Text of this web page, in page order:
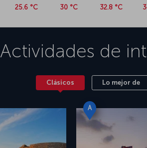
25.6 °C 30 °C 32.8 °C
Actividades de
Clásicos Lo mejor de
A